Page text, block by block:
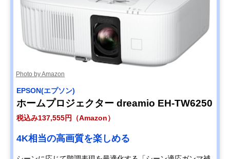
Photo by Amazon
EPSON(エプソン)
ホームプロジェクター dreamio EH-TW6250
税込み137,555円（Amazon）
4K相当の高画質を楽しめる